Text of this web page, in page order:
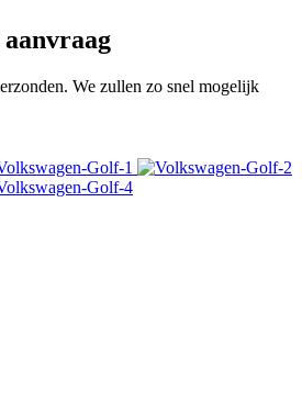
We zullen zo snel mogelijk